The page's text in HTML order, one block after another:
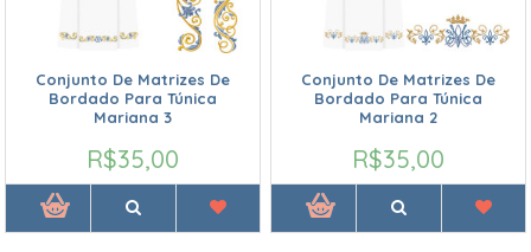
Conjunto De Matrizes De
Bordado Para Túnica
Mariana 3
R$35,00
Conjunto De Matrizes De
Bordado Para Túnica
Mariana 2
R$35,00